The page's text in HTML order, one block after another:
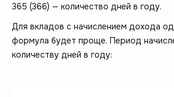
365 (366) — количество дней в году.
Для вкладов с начислением дохода
формула будет проще. Период
количеству дней в году: